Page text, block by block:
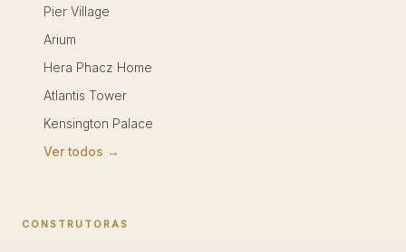
Pier Village
Arium
Hera Phacz Home
Atlantis Tower
Kensington Palace
Ver todos →
CONSTRUTORAS